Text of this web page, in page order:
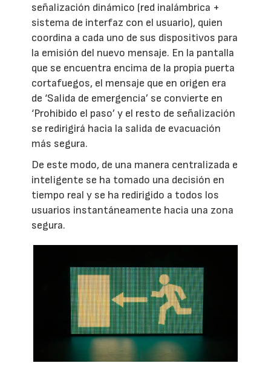
señalización dinámico (red inalámbrica +
sistema de interfaz con el usuario), quien
coordina a cada uno de sus dispositivos para
la emisión del nuevo mensaje. En la pantalla
que se encuentra encima de la propia puerta
cortafuegos, el mensaje que en origen era
de ‘Salida de emergencia’ se convierte en
‘Prohibido el paso’ y el resto de señalización
se redirigirá hacia la salida de evacuación
más segura.
De este modo, de una manera centralizada e
inteligente se ha tomado una decisión en
tiempo real y se ha redirigido a todos los
usuarios instantáneamente hacia una zona
segura.